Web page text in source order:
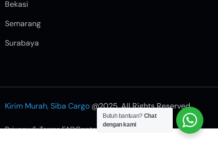
Bekasi
Semarang
Surabaya
Kirim Murah, Siba Cargo @2025. All Rights Reserved.
Privacy & Terms.FAQContact Us
Butuh bantuan? Chat
dengan kami